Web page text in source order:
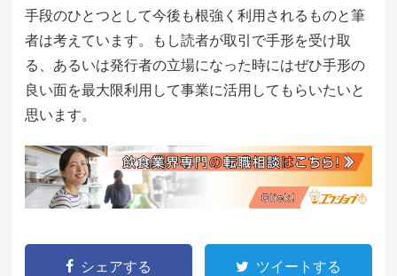
手段のひとつとして今後も根強く利用されるものと筆
者は考えています。もし読者が取引で手形を受け取
る、あるいは発行者の立場になった時にはぜひ手形の
良い面を最大限利用して事業に活用してもらいたいと
思います。
シェアする ツイートする